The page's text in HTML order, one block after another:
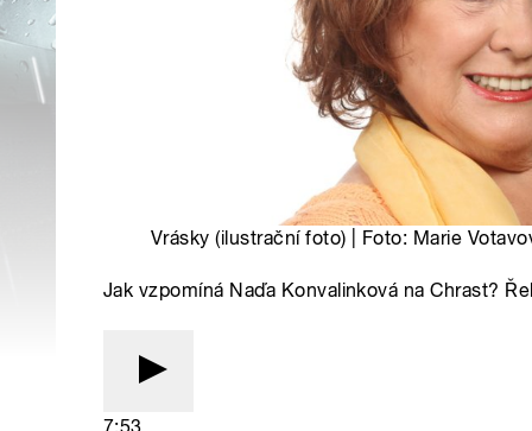
Vrásky (ilustrační foto) | Foto: Marie
Jak vzpomíná Naďa Konvalinková na Chrast?